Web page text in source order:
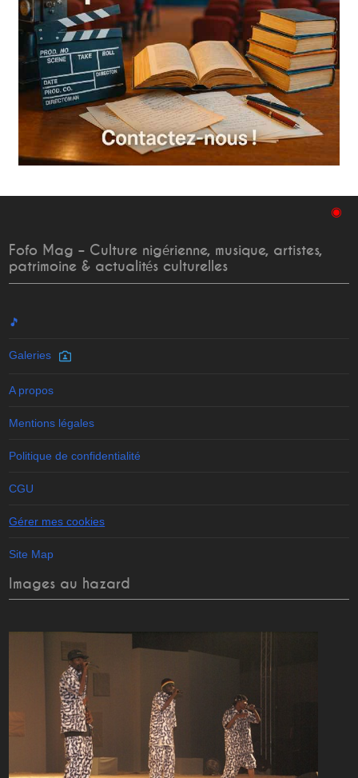
◉
Fofo Mag – Culture nigérienne, musique, artistes,
patrimoine & actualités culturelles
🎵
Galeries
A propos
Mentions légales
Politique de confidentialité
CGU
Gérer mes cookies
Site Map
Images au hazard